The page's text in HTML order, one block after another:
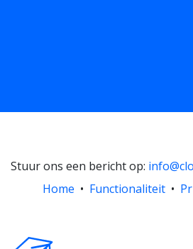
Stuur ons een bericht op:
Home • Functionaliteit •